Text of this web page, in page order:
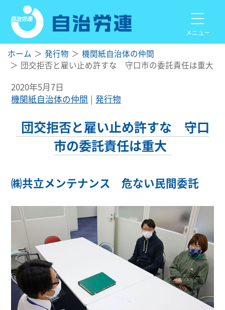
メニュー
ホーム 発行物
機関紙自治体の仲間
団交拒否と雇い止め許すな 守口市の委託責任は重大
2020年5月7日
機関紙自治体の仲間
発行物
団交拒否と雇い止め許すな 守口
市の委託責任は重大
㈱共立メンテナンス 危ない民間委託